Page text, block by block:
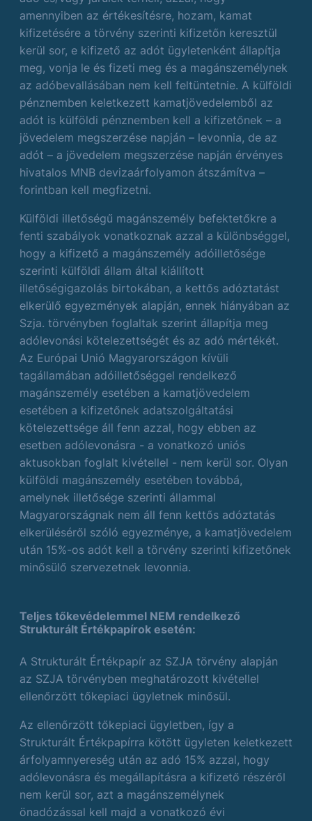
amennyiben az értékesítésre, hozam, kamat
kifizetésére a törvény szerinti kifizetőn keresztül
kerül sor, e kifizető az adót ügyletenként állapítja
meg, vonja le és fizeti meg és a magánszemélynek
az adóbevallásában nem kell feltüntetnie. A külföldi
pénznemben keletkezett kamatjövedelemből az
adót is külföldi pénznemben kell a kifizetőnek – a
jövedelem megszerzése napján – levonnia, de az
adót – a jövedelem megszerzése napján érvényes
hivatalos MNB devizaárfolyamon átszámítva –
forintban kell megfizetni.
Külföldi illetőségű magánszemély befektetőkre a
fenti szabályok vonatkoznak azzal a különbséggel,
hogy a kifizető a magánszemély adóilletősége
szerinti külföldi állam által kiállított
illetőségigazolás birtokában, a kettős adóztatást
elkerülő egyezmények alapján, ennek hiányában az
Szja. törvényben foglaltak szerint állapítja meg
adólevonási kötelezettségét és az adó mértékét.
Az Európai Unió Magyarországon kívüli
tagállamában adóilletőséggel rendelkező
magánszemély esetében a kamatjövedelem
esetében a kifizetőnek adatszolgáltatási
kötelezettsége áll fenn azzal, hogy ebben az
esetben adólevonásra - a vonatkozó uniós
aktusokban foglalt kivétellel - nem kerül sor. Olyan
külföldi magánszemély esetében továbbá,
amelynek illetősége szerinti állammal
Magyarországnak nem áll fenn kettős adóztatás
elkerüléséről szóló egyezménye, a kamatjövedelem
után 15%-os adót kell a törvény szerinti kifizetőnek
minősülő szervezetnek levonnia.
Teljes tőkevédelemmel NEM rendelkező
Strukturált Értékpapírok esetén:
A Strukturált Értékpapír az SZJA törvény alapján
az SZJA törvényben meghatározott kivétellel
ellenőrzött tőkepiaci ügyletnek minősül.
Az ellenőrzött tőkepiaci ügyletben, így a
Strukturált Értékpapírra kötött ügyleten keletkezett
árfolyamnyereség után az adó 15% azzal, hogy
adólevonásra és megállapításra a kifizető részéről
nem kerül sor, azt a magánszemélynek
önadózással kell majd a vonatkozó évi